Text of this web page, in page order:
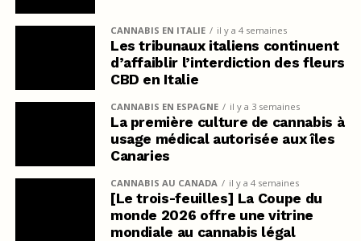
CANNABIS EN ITALIE il y a 4 semaines
Les tribunaux italiens continuent
d’affaiblir l’interdiction des fleurs
CBD en Italie
CANNABIS EN ESPAGNE il y a 3 semaines
La première culture de cannabis à
usage médical autorisée aux îles
Canaries
CANNABIS AU CANADA il y a 4 semaines
[Le trois-feuilles] La Coupe du
monde 2026 offre une vitrine
mondiale au cannabis légal